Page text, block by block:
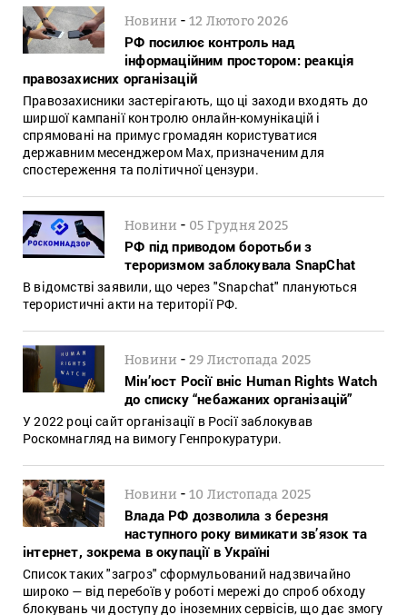
Новини -12 Лютого 2026
РФ посилює контроль над
інформаційним простором: реакція
правозахисних організацій
Правозахисники застерігають, що ці заходи входять до
ширшої кампанії контролю онлайн-комунікацій і
спрямовані на примус громадян користуватися
державним месенджером Max, призначеним для
спостереження та політичної цензури.
Новини - 05 Грудня 2025
РФ під приводом боротьби з
тероризмом заблокувала SnapChat
В відомстві заявили, що через "Snapchat" плануються
терористичні акти на території РФ.
Новини -29 Листопада 2025
Мін’юст Росії вніс Human Rights Watch
до списку “небажаних організацій”
У 2022 році сайт організації в Росії заблокував
Роскомнагляд на вимогу Генпрокуратури.
Новини -10 Листопада 2025
Влада РФ дозволила з березня
наступного року вимикати зв’язок та
інтернет, зокрема в окупації в Україні
Список таких "загроз" сформульований надзвичайно
широко — від перебоїв у роботі мережі до спроб обходу
блокувань чи доступу до іноземних сервісів, що дає змогу